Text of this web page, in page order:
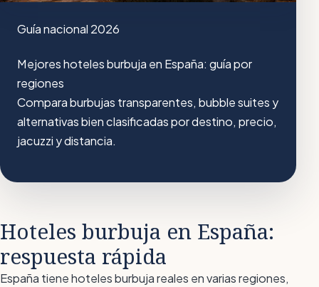
Guía nacional 2026
Mejores hoteles burbuja en España: guía por
regiones
Compara burbujas transparentes, bubble suites y
alternativas bien clasificadas por destino, precio,
jacuzzi y distancia.
Hoteles burbuja en España:
respuesta rápida
España tiene hoteles burbuja reales en varias regiones,